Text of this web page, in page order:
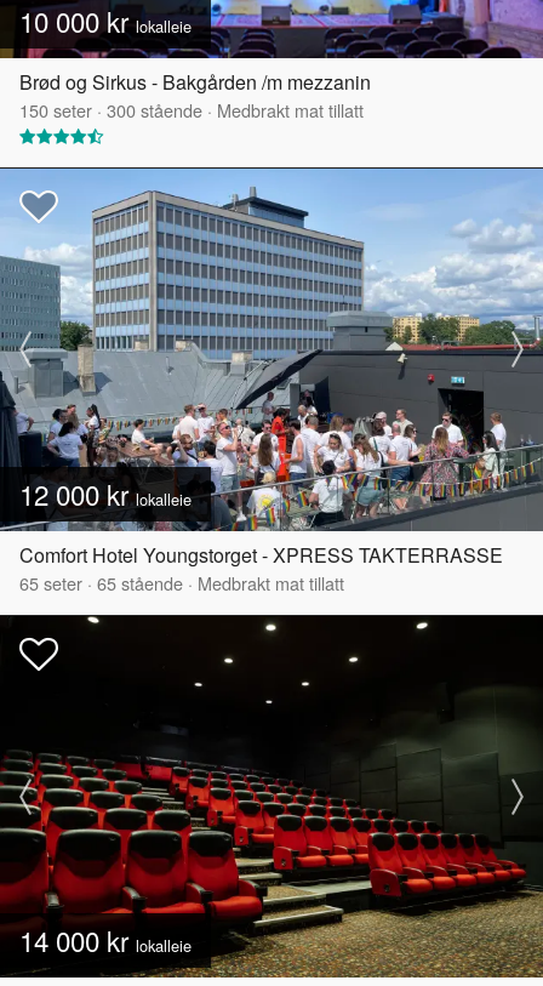
10 000 kr lokalleie
Brød og Sirkus - Bakgården /m mezzanin
150seter · 300stående · Medbrakt mat tillatt
12 000 krlokalleie
Comfort Hotel Youngstorget - XPRESS TAKTERRASSE
65seter · 65stående · Medbrakt mat tillatt
14 000 kr lokalleie